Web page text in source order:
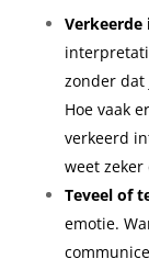
zonder dat
Hoe vaak
verkeerd
weet
Teveel of
emotie.